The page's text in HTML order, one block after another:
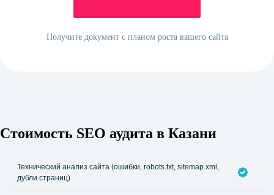
Получите документ с планом роста вашего сайта
Стоимость SEO аудита в Казани
Технический анализ сайта (ошибки, robots.txt, sitemap.xml,
дубли страниц)